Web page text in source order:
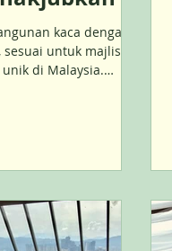
kaca dengan
untuk majlis,
di Malaysia.